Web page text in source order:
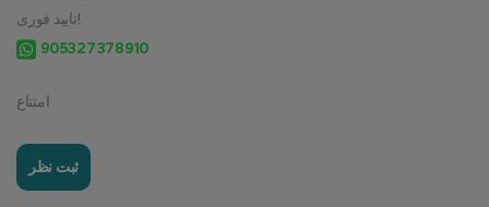
امتناع
ثبت نظر
تایید فوری!
905327378910